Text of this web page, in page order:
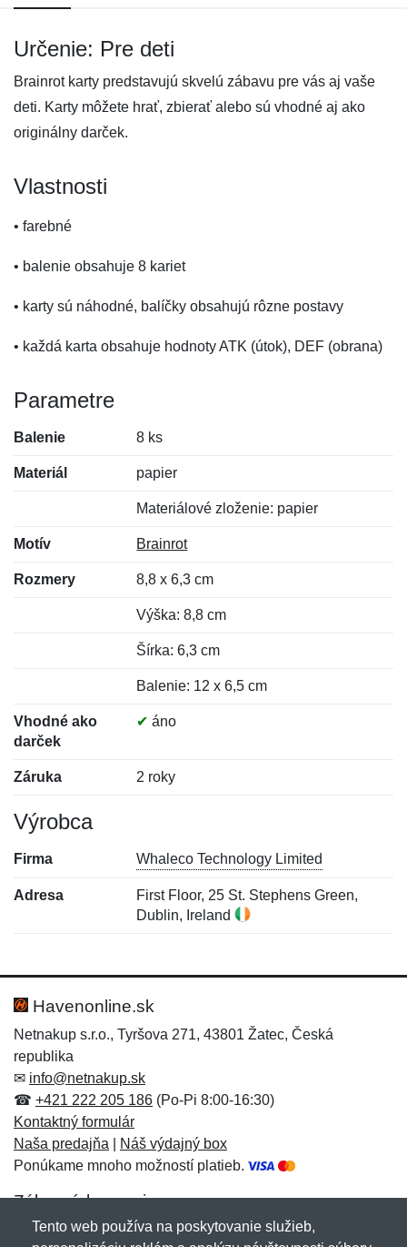
Určenie: Pre deti
Brainrot karty predstavujú skvelú zábavu pre vás aj vaše
deti. Karty môžete hrať, zbierať alebo sú vhodné aj ako
originálny darček.
Vlastnosti
• farebné
• balenie obsahuje 8 kariet
• karty sú náhodné, balíčky obsahujú rôzne postavy
• každá karta obsahuje hodnoty ATK (útok), DEF (obrana)
Parametre
Balenie 8 ks
Materiál papier
Materiálové zloženie: papier
Motív Brainrot
Rozmery 8,8 x 6,3 cm
Výška: 8,8 cm
Šírka: 6,3 cm
Balenie: 12 x 6,5 cm
Vhodné ako
darček
✔ áno
Záruka 2 roky
Výrobca
Firma Whaleco Technology Limited
Adresa
First Floor, 25 St. Stephens Green,
Dublin, Ireland
Hodnotenie:
Meno:*
E-mail:
Meno:
E-mail:*
Správa*
Havenonline.sk
Netnakup s.r.o., Tyršova 271, 43801 Žatec, Česká
republika
✉ info@netnakup.sk
☎ +421 222 205 186 (Po-Pi 8:00-16:30)
Kontaktný formulár
Naša predajňa
Náš výdajný box
Ponúkame mnoho možností platieb.
Zákaznícky servis
Novinky emailom
Tento web používa na poskytovanie služieb,